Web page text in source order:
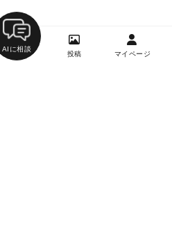
AIに相談
投稿 マイページ